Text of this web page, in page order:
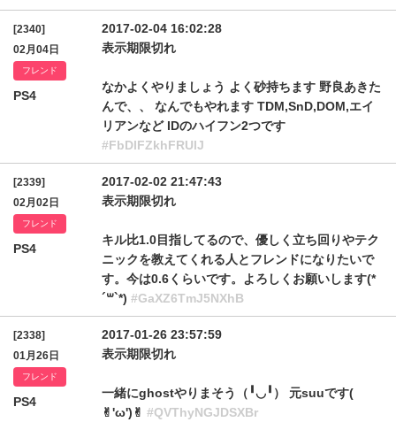
[2340]
02月04日
フレンド
PS4
2017-02-04 16:02:28
表示期限切れ
なかよくやりましょう よく砂持ちます 野良あきた
んで、、 なんでもやれます TDM,SnD,DOM,エイ
リアンなど IDのハイフン2つです
#FbDlFZkhFRUlJ
[2339]
02月02日
フレンド
PS4
2017-02-02 21:47:43
表示期限切れ
キル比1.0目指してるので、優しく立ち回りやテク
ニックを教えてくれる人とフレンドになりたいで
す。今は0.6くらいです。よろしくお願いします(*
´꒳`*) #GaXZ6TmJ5NXhB
[2338]
01月26日
フレンド
PS4
2017-01-26 23:57:59
表示期限切れ
一緒にghostやりまそう（╹◡╹） 元suuです(
✌︎'ω')✌︎ #QVThyNGJDSXBr